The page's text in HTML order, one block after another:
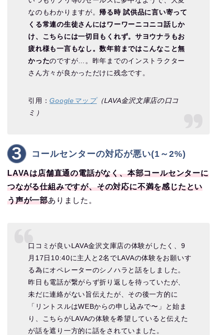
なのもわかりますが。 帰る時 試供品に言い寄って
くる常連の生徒さんにはワーワーニコニコ話しか
け、こちらには一切目もくれず。サヨウナラもお
疲れ様も一言もなし。数年前まではこんなこと無
かったのですが…。昨年までのインストラクター
さん方々が良かっただけに残念です。
引用：Googleマップ（LAVA金沢文庫店の口コ
ミ）
コールセンターの対応が悪い(1～2%)
LAVAは店舗直通の電話がなく、本部コールセンターに
つながる仕組みですが、その対応に不満を感じたとい
う声が一部ありました。
口コミが良いLAVA金沢文庫店の体験がしたく、9
月17日10:40に主人と2名でLAVAの体験をお願いす
る為にオペレーターのシノハラと話をしました。
昨日も電話が繋がらず折り返しを待っていたが、
未だに連絡がない旨伝えたが、その後一方的に
「リントスルはWEBからの申し込みで〜」と始ま
り、こちらがLAVAの体験を希望していると伝えた
が話を遮り一方的に話をされていました。